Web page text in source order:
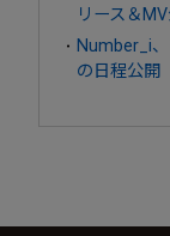
リース＆
Number_i
の日程公開